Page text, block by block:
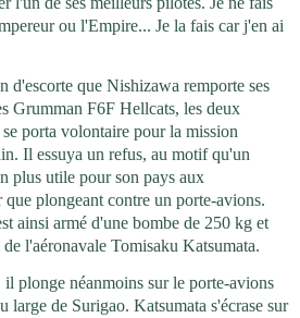
ou l'Empire... Je la fais car j'en ai
d'escorte que Nishizawa remporte ses
Grumman F6F Hellcats, les deux
porta volontaire pour la mission
Il essuya un refus, au motif qu'un
plus utile pour son pays aux
que plongeant contre un porte-avions.
ainsi armé d'une bombe de 250 kg et
l'aéronavale Tomisaku Katsumata.
plonge néanmoins sur le porte-avions
large de Surigao. Katsumata s'écrase sur